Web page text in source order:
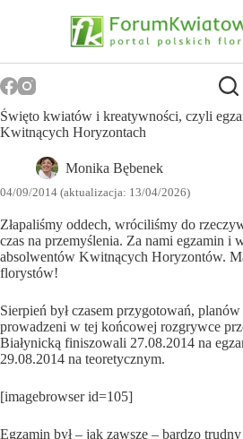
Święto kwiatów i kreatywności, czyli
Kwitnących Horyzontach
Monika Bębenek
04/09/2014 (aktualizacja: 13/04/2026)
Złapaliśmy oddech, wróciliśmy do
czas na przemyślenia. Za nami egzamin i
absolwentów Kwitnących Horyzontów.
florystów!
Sierpień był czasem przygotowań,
prowadzeni w tej końcowej rozgrywce
Białynicką finiszowali 27.08.2014 na
29.08.2014 na teoretycznym.
[imagebrowser id=105]
Egzamin był – jak zawsze – bardzo